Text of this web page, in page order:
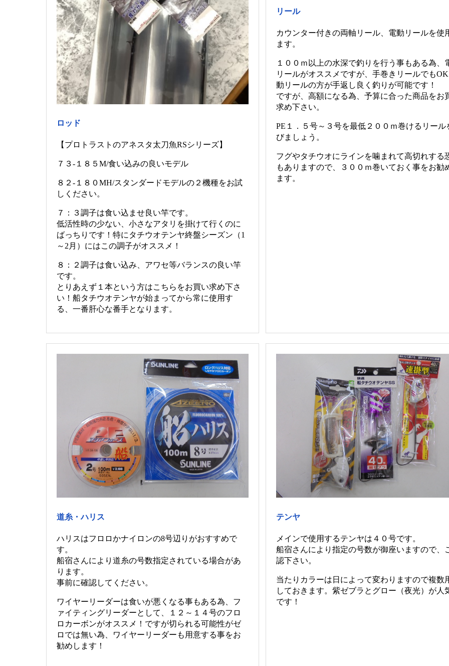
ロッド
【プロトラストのアネスタ太刀魚RSシリーズ】
７３-１８５M/食い込みの良いモデル
８２-１８０MH/スタンダードモデルの２機種をお試
しください。
７：３調子は食い込ませ良い竿です。
低活性時の少ない、小さなアタリを掛けて行くのに
ばっちりです！特にタチウオテンヤ終盤シーズン（1
～2月）にはこの調子がオススメ！
８：２調子は食い込み、アワセ等バランスの良い竿
です。
とりあえず１本という方はこちらをお買い求め下さ
い！船タチウオテンヤが始まってから常に使用す
る、一番肝心な番手となります。
リール
カウンター付きの両軸リール、電動リールを使
ます。
１００ｍ以上の水深で釣りを行う事もある為、
リールがオススメですが、手巻きリールでも
動リールの方が手返し良く釣りが可能です！
ですが、高額になる為、予算に合った商品をお
求め下さい。
PE１．５号～３号を最低２００ｍ巻けるリール
びましょう。
フグやタチウオにラインを噛まれて高切れする
もありますので、３００ｍ巻いておく事をお勧
ます。
道糸・ハリス
ハリスはフロロかナイロンの8号辺りがおすすめで
す。
船宿さんにより道糸の号数指定されている場合があ
ります。
事前に確認してください。
ワイヤーリーダーは食いが悪くなる事もある為、フ
ァイティングリーダーとして、１２～１４号のフロ
ロカーボンがオススメ！ですが切られる可能性がゼ
ロでは無い為、ワイヤーリーダーも用意する事をお
勧めします！
テンヤ
メインで使用するテンヤは４０号です。
船宿さんにより指定の号数が御座いますので、
認下さい。
当たりカラーは日によって変わりますので複数
しておきます。紫ゼブラとグロー（夜光）が人
です！